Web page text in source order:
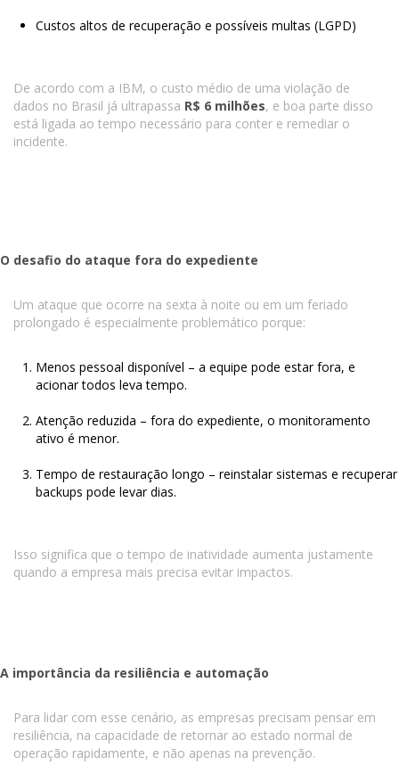
Custos altos de recuperação e possíveis multas (LGPD)
De acordo com a IBM, o custo médio de uma violação de
dados no Brasil já ultrapassa R$ 6 milhões, e boa parte disso
está ligada ao tempo necessário para conter e remediar o
incidente.
O desafio do ataque fora do expediente
Um ataque que ocorre na sexta à noite ou em um feriado
prolongado é especialmente problemático porque:
Menos pessoal disponível – a equipe pode estar fora, e
acionar todos leva tempo.
Atenção reduzida – fora do expediente, o monitoramento
ativo é menor.
Tempo de restauração longo – reinstalar sistemas e recuperar
backups pode levar dias.
Isso significa que o tempo de inatividade aumenta justamente
quando a empresa mais precisa evitar impactos.
A importância da resiliência e automação
Para lidar com esse cenário, as empresas precisam pensar em
resiliência, na capacidade de retornar ao estado normal de
operação rapidamente, e não apenas na prevenção.